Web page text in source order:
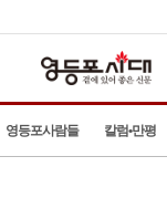
영등포사람들 칼럼•만평